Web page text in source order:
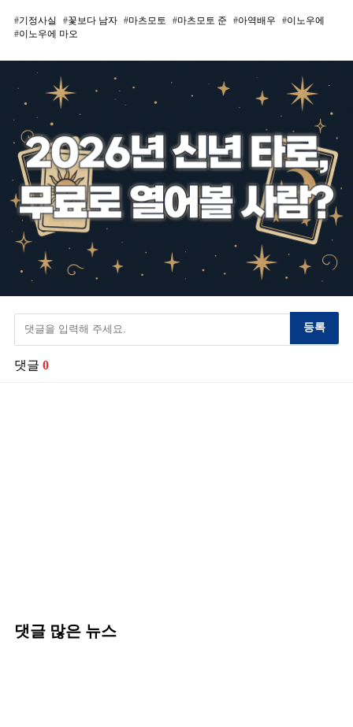
기정사실 꽃보다 남자 마츠모토 마츠모토 준 아역배우
이노우에
이노우에 마오
등록
댓글 0
댓글 많은 뉴스